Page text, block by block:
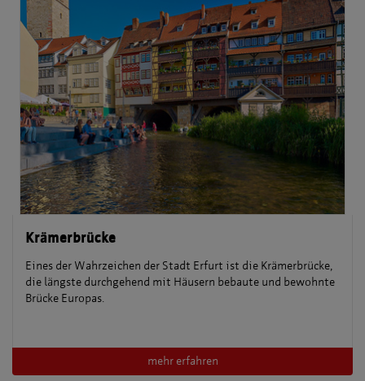
Krämerbrücke
Eines der Wahrzeichen der Stadt Erfurt ist die Krämerbrücke,
die längste durchgehend mit Häusern bebaute und bewohnte
Brücke Europas.
mehr erfahren